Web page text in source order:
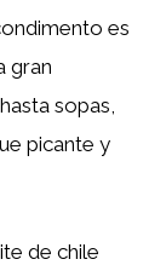
es
gran
sopas,
picante y
de chile